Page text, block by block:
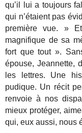
qu’il lui a toujours
qui n’étaient pas
première vue. »
magnifique de sa
fort que tout ».
épouse, Jeannette,
les lettres. Une
pudique. Un récit
renvoie à nos
mieux protéger,
qui, eux aussi, nous